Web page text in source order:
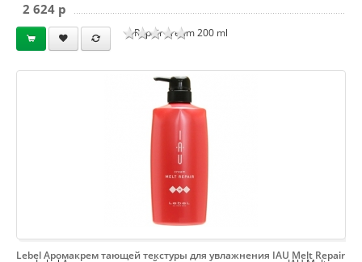
Repair cream 200 ml
2 624 p
Lebel Аромакрем тающей текстуры для увлажнения IAU Melt Repair